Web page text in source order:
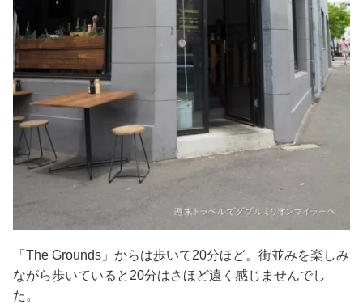
「The Grounds」からは歩いて20分ほど。街並みを楽しみ
ながら歩いていると20分はさほど遠く感じませんでし
た。